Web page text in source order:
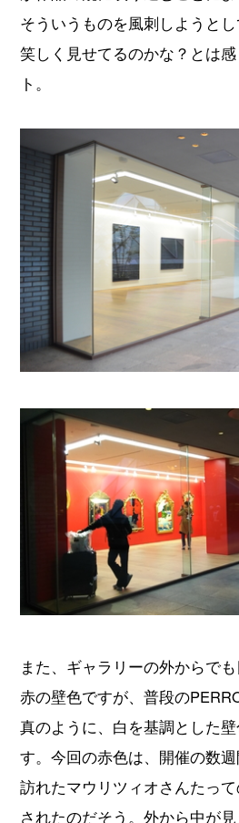
そういうものを風刺しようと
笑しく見せてるのかな？とは
ト。
また、ギャラリーの外からで
赤の壁色ですが、普段の
真のように、白を基調とした
す。今回の赤色は、開催の数
訪れたマウリツィオさんたっ
されたのだそう。外から中が